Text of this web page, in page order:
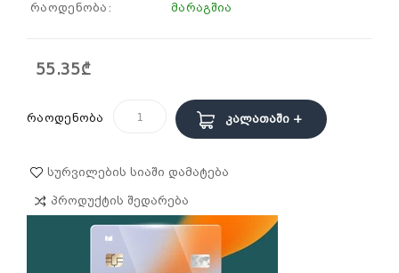
რაოდენობა:
მარაგშია
55.35₾
რაოდენობა Კალათაში +
Სურვილების Სიაში Დამატება
Პროდუქტის Შედარება